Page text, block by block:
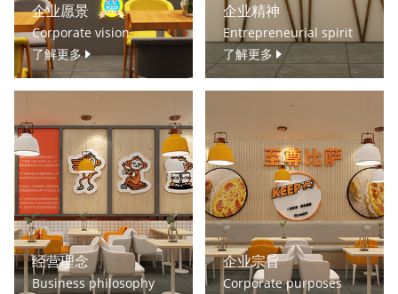
企业愿景
Corporate vision
了解更多
企业精神
Entrepreneurial spirit
了解更多
经营理念
Business philosophy
企业宗旨
Corporate purposes